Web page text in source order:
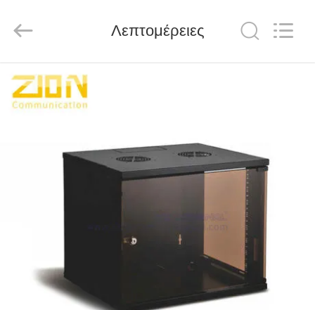
ΣΠΊΤΙ
ΠΕΡΊΠΟΥ
ΕΡΓΟΣΤΑΣΊΩΝ
ΠΟΙΟΤΙΚΌΣ
LTD.
Λεπτομέρειες